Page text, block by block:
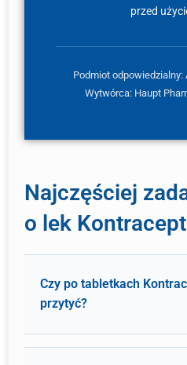
przed
Podmiot odpowiedzialny:
Wytwórca: Haupt
Najczęściej
o lek Kontracept
Czy po tabletkach
przytyć?